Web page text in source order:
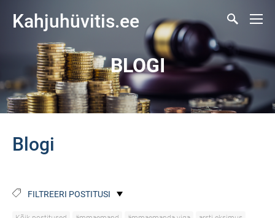
Kahjuhüvitis.ee
BLOGI
Blogi
FILTREERI POSTITUSI